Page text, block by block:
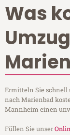
Was
Ermitteln Sie schnell
nach Marienbad
Mannheim einen
Füllen Sie unser